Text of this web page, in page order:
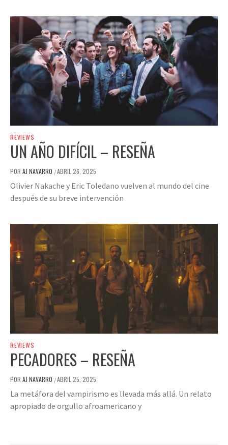
REVIEWS
UN AÑO DIFÍCIL – RESEÑA
POR AJ NAVARRO /ABRIL 26, 2025
Olivier Nakache y Eric Toledano vuelven al mundo del cine
después de su breve intervención
REVIEWS
PECADORES – RESEÑA
POR AJ NAVARRO /ABRIL 25, 2025
La metáfora del vampirismo es llevada más allá. Un relato
apropiado de orgullo afroamericano y